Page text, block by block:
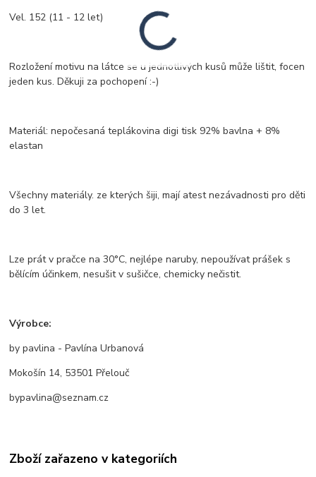
Vel. 152 (11 - 12 let)
Rozložení motivu na látce se u jednotlivých kusů může lištit, focen
jeden kus. Děkuji za pochopení :-)
Materiál: nepočesaná teplákovina digi tisk 92% bavlna + 8%
elastan
Všechny materiály. ze kterých šiji, mají atest nezávadnosti pro děti
do 3 let.
Lze prát v pračce na 30°C, nejlépe naruby, nepoužívat prášek s
bělícím účinkem, nesušit v sušičce, chemicky nečistit.
Výrobce:
by pavlina - Pavlína Urbanová
Mokošín 14, 53501 Přelouč
bypavlina@seznam.cz
Zboží zařazeno v kategoriích